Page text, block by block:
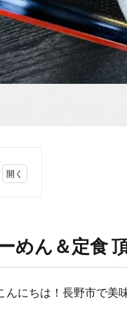
めん＆定食
んにちは！長野市で美